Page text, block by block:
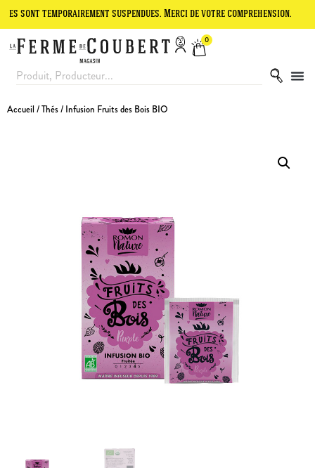
suspendues. Merci de votre compréhension. Le site
0
Accueil /Thés/ Infusion Fruits des Bois BIO